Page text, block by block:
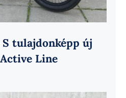
tulajdonképp új
Line